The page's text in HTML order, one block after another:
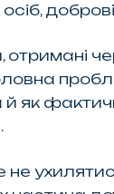
як